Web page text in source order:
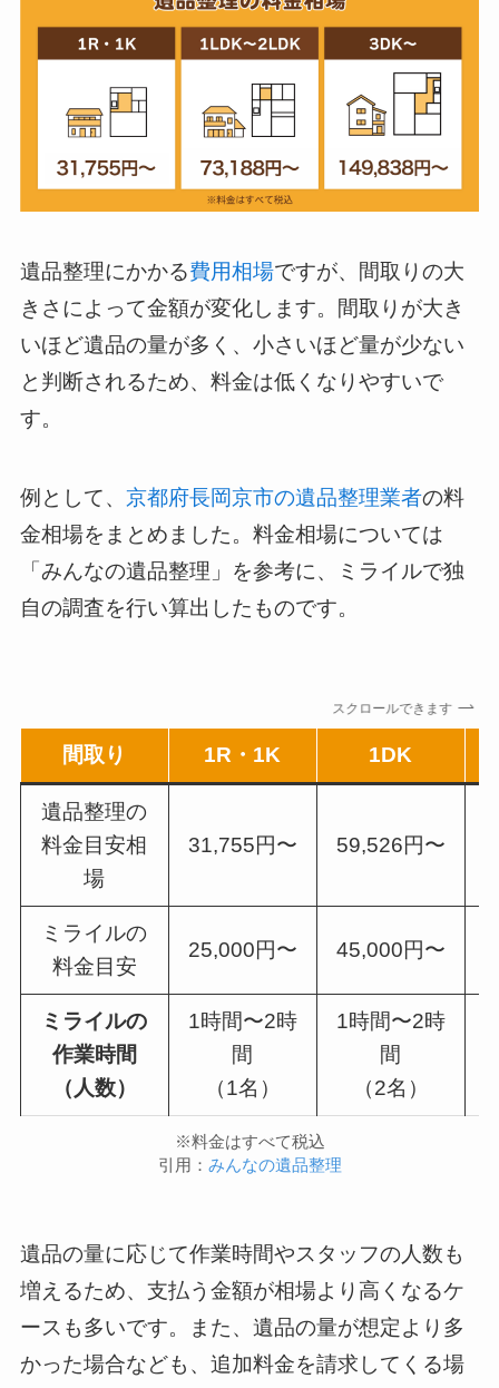
遺品整理にかかる費用相場ですが、間取りの大
きさによって金額が変化します。間取りが大き
いほど遺品の量が多く、小さいほど量が少ない
と判断されるため、料金は低くなりやすいで
す。
例として、 京都府長岡京市の遺品整理業者の料
金相場をまとめました。料金相場については
「みんなの遺品整理」を参考に、ミライルで独
自の調査を行い算出したものです。
スクロールできます
間取り 1R・1K 1DK
遺品整理の
料金目安相
場
31,755円〜 59,526円〜
ミライルの
料金目安
25,000円〜 45,000円〜
ミライルの
作業時間
（人数）
1時間〜2時
間
（1名）
1時間〜2時
間
（2名）
※料金はすべて税込
引用： みんなの遺品整理
遺品の量に応じて作業時間やスタッフの人数も
増えるため、支払う金額が相場より高くなるケ
ースも多いです。また、遺品の量が想定より多
かった場合なども、追加料金を請求してくる場